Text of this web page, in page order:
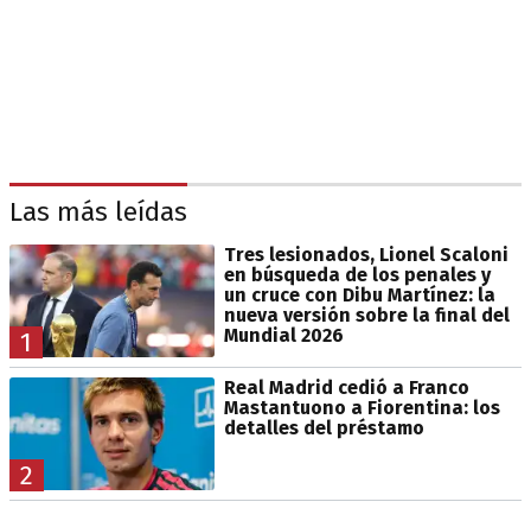
Las más leídas
1
Tres lesionados, Lionel Scaloni
en búsqueda de los penales y
un cruce con Dibu Martínez: la
nueva versión sobre la final del
Mundial 2026
2
Real Madrid cedió a Franco
Mastantuono a Fiorentina: los
detalles del préstamo